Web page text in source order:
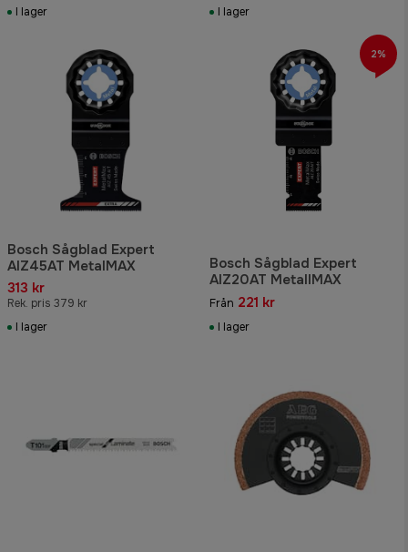
I lager I lager
Bosch Sågblad Expert
AIZ45AT MetalMAX
313 kr
Rek. pris 379 kr
I lager
Bosch Sågblad Expert
AIZ20AT MetallMAX
Från 221 kr
I lager
2%